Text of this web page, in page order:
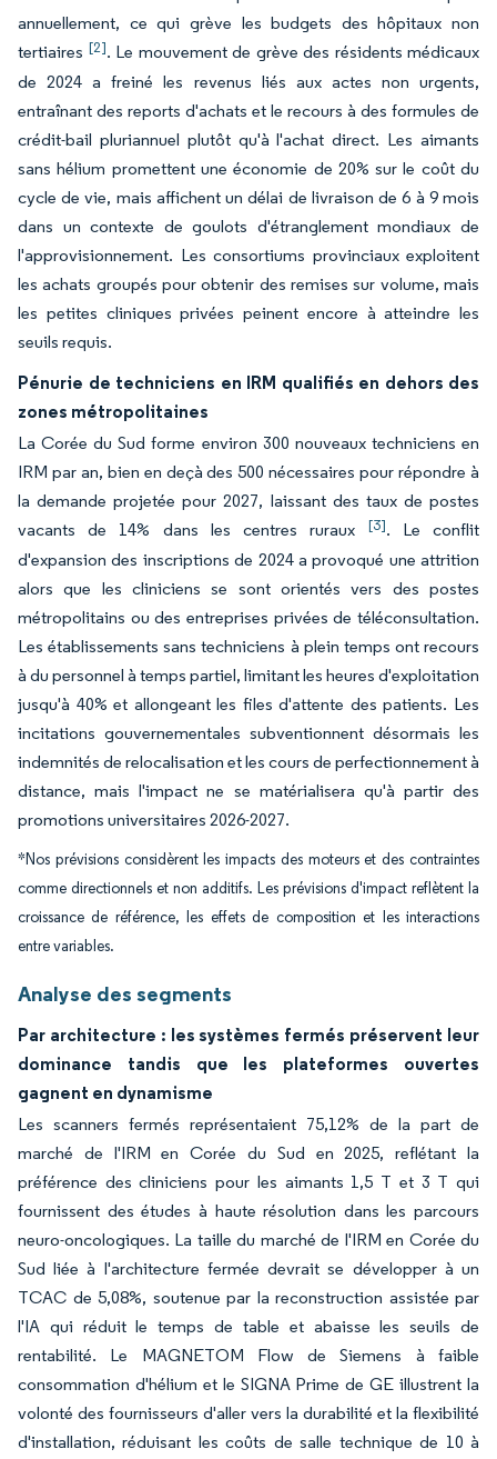
annuellement, ce qui grève les budgets des hôpitaux non
tertiaires [2]. Le mouvement de grève des résidents médicaux
de 2024 a freiné les revenus liés aux actes non urgents,
entraînant des reports d'achats et le recours à des formules de
crédit-bail pluriannuel plutôt qu'à l'achat direct. Les aimants
sans hélium promettent une économie de 20% sur le coût du
cycle de vie, mais affichent un délai de livraison de 6 à 9 mois
dans un contexte de goulots d'étranglement mondiaux de
l'approvisionnement. Les consortiums provinciaux exploitent
les achats groupés pour obtenir des remises sur volume, mais
les petites cliniques privées peinent encore à atteindre les
seuils requis.
Pénurie de techniciens en IRM qualifiés en dehors des
zones métropolitaines
La Corée du Sud forme environ 300 nouveaux techniciens en
IRM par an, bien en deçà des 500 nécessaires pour répondre à
la demande projetée pour 2027, laissant des taux de postes
vacants de 14% dans les centres ruraux [3]. Le conflit
d'expansion des inscriptions de 2024 a provoqué une attrition
alors que les cliniciens se sont orientés vers des postes
métropolitains ou des entreprises privées de téléconsultation.
Les établissements sans techniciens à plein temps ont recours
à du personnel à temps partiel, limitant les heures d'exploitation
jusqu'à 40% et allongeant les files d'attente des patients. Les
incitations gouvernementales subventionnent désormais les
indemnités de relocalisation et les cours de perfectionnement à
distance, mais l'impact ne se matérialisera qu'à partir des
promotions universitaires 2026-2027.
*Nos prévisions considèrent les impacts des moteurs et des contraintes
comme directionnels et non additifs. Les prévisions d'impact reflètent la
croissance de référence, les effets de composition et les interactions
entre variables.
Analyse des segments
Par architecture : les systèmes fermés préservent leur
dominance tandis que les plateformes ouvertes
gagnent en dynamisme
Les scanners fermés représentaient 75,12% de la part de
marché de l'IRM en Corée du Sud en 2025, reflétant la
préférence des cliniciens pour les aimants 1,5 T et 3 T qui
fournissent des études à haute résolution dans les parcours
neuro-oncologiques. La taille du marché de l'IRM en Corée du
Sud liée à l'architecture fermée devrait se développer à un
TCAC de 5,08%, soutenue par la reconstruction assistée par
l'IA qui réduit le temps de table et abaisse les seuils de
rentabilité. Le MAGNETOM Flow de Siemens à faible
consommation d'hélium et le SIGNA Prime de GE illustrent la
volonté des fournisseurs d'aller vers la durabilité et la flexibilité
d'installation, réduisant les coûts de salle technique de 10 à